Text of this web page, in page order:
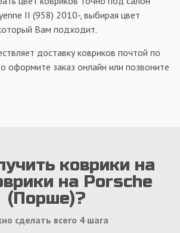
II (958) 2010-, выбирая цвет
Вам подходит.
доставку ковриков почтой по
оформите заказ онлайн или позвоните
коврики на
на Porsche
(Порше)?
сделать всего 4 шага